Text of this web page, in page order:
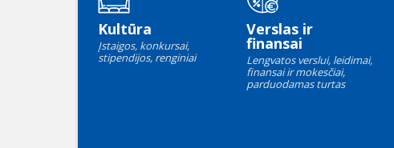
Kultūra
Įstaigos, konkursai,
stipendijos, renginiai
Verslas ir
finansai
Lengvatos verslui, leidimai,
finansai ir mokesčiai,
parduodamas turtas